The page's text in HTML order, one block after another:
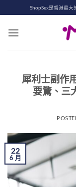
to
content
ShopSex是香港最
犀利士副作
要驚、三
22
6 月